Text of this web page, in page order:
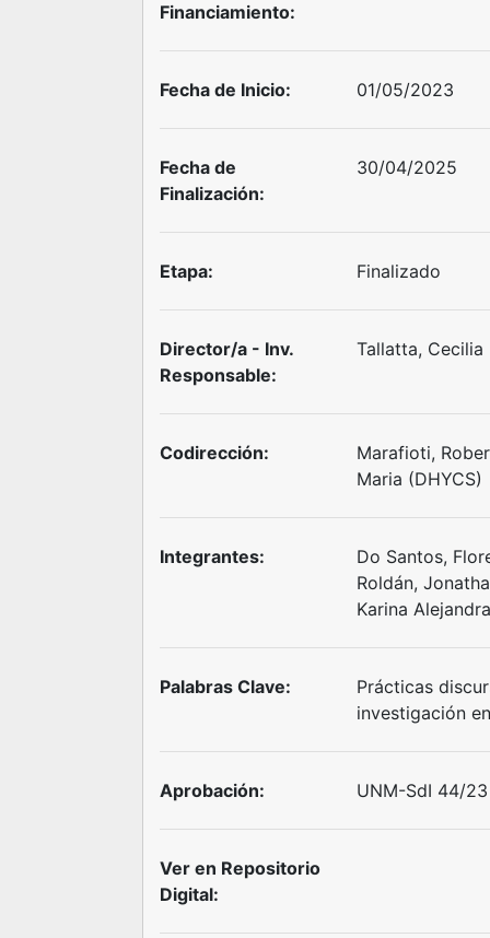
Financiamiento:
Fecha de Inicio: 01/05/2023
Fecha de
Finalización:
30/04/2025
Etapa: Finalizado
Director/a - Inv.
Responsable:
Tallatta, Cecilia
Codirección:
Marafioti,
Maria (DHYCS)
Integrantes:
Do Santos,
Roldán,
Karina
Palabras Clave:
Prácticas
investigación
Aprobación: UNM-SdI 44/
Ver en Repositorio
Digital: